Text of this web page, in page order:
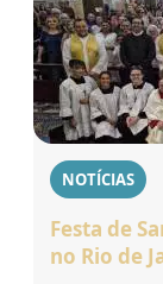
NOTÍCIAS
Festa de
no Rio de